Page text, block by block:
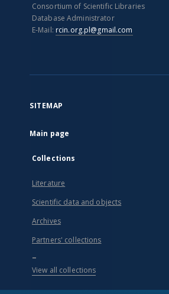
Consortium of Scientific Libraries
Database Administrator
E-Mail: rcin.org.pl@gmail.com
SITEMAP
Main page
Collections
Literature
Scientific data and objects
Archives
Partners' collections
...
View all collections